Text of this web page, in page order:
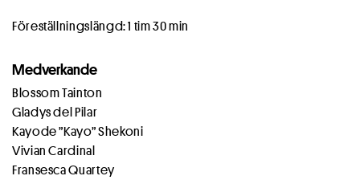
Föreställningslängd: 1 tim 30 min
Medverkande
Blossom Tainton
Gladys del Pilar
Kayode ”Kayo” Shekoni
Vivian Cardinal
Fransesca Quartey